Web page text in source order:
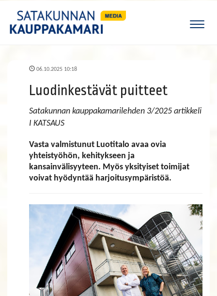
06.10.2025 10:18
Luodinkestävät puitteet
Satakunnan kauppakamarilehden 3/2025 artikkeli
I KATSAUS
Vasta valmistunut Luotitalo avaa ovia
yhteistyöhön, kehitykseen ja
kansainvälisyyteen. Myös yksityiset toimijat
voivat hyödyntää harjoitusympäristöä.